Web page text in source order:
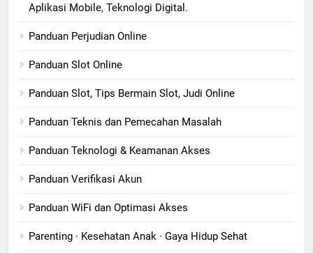
Aplikasi Mobile, Teknologi Digital.
Panduan Perjudian Online
Panduan Slot Online
Panduan Slot, Tips Bermain Slot, Judi Online
Panduan Teknis dan Pemecahan Masalah
Panduan Teknologi & Keamanan Akses
Panduan Verifikasi Akun
Panduan WiFi dan Optimasi Akses
Parenting · Kesehatan Anak · Gaya Hidup Sehat